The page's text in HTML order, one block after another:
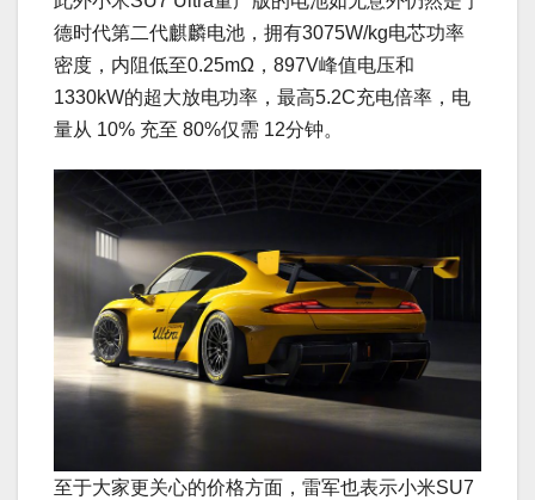
德时代第二代麒麟电池，拥有3075W/kg电芯功率
密度，内阻低至0.25mΩ，897V峰值电压和
1330kW的超大放电功率，最高5.2C充电倍率，电
量从 10% 充至 80%仅需 12分钟。
至于大家更关心的价格方面，雷军也表示小米SU7